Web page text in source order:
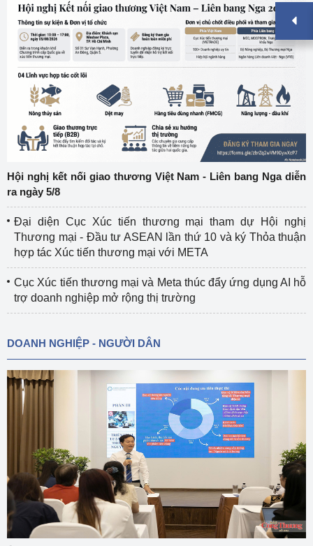
Hội nghị kết nối giao thương Việt Nam - Liên bang Nga diễn
ra ngày 5/8
Đại diện Cục Xúc tiến thương mại tham dự Hội nghị
Thương mại - Đầu tư ASEAN lần thứ 10 và ký Thỏa thuận
hợp tác Xúc tiến thương mại với META
Cục Xúc tiến thương mại và Meta thúc đẩy ứng dụng AI hỗ
trợ doanh nghiệp mở rộng thị trường
DOANH NGHIỆP - NGƯỜI DÂN